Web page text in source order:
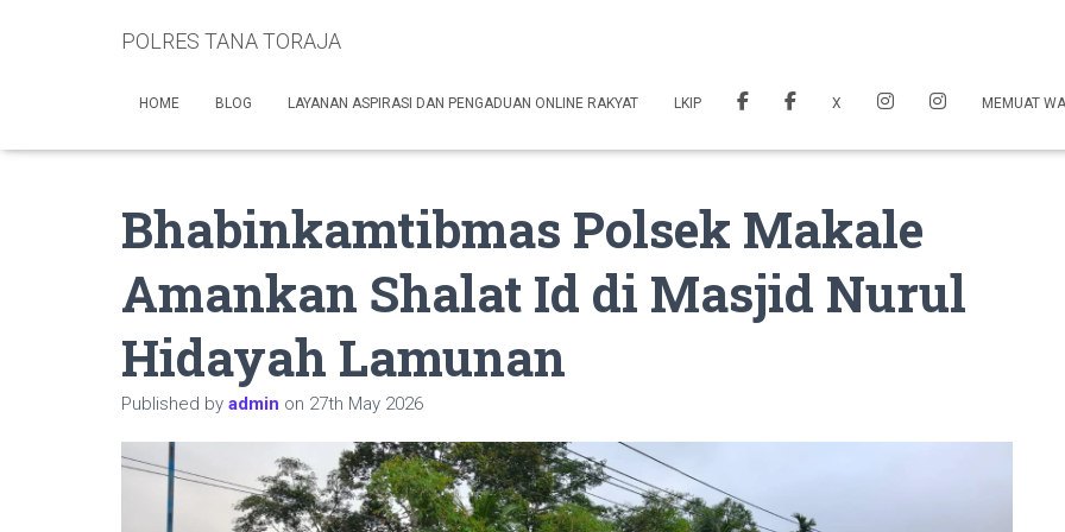
POLRES TANA TORAJA
HOME BLOG LAYANAN ASPIRASI DAN PENGADUAN ONLINE RAKYAT LKIP X MEMUAT
Bhabinkamtibmas Polsek Makale
Amankan Shalat Id di Masjid Nurul
Hidayah Lamunan
Published by admin on 27th May 2026